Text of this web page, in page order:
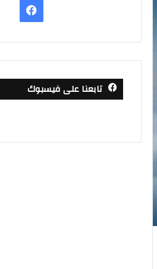
فيسبوك
تابعنا على فيسبوك